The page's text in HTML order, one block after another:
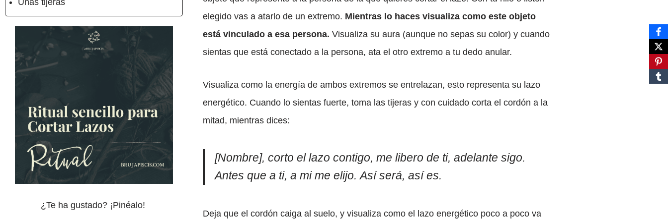
Unas tijeras
¿Te ha gustado? ¡Pinéalo!
elegido vas a atarlo de un extremo. Mientras lo haces visualiza como este objeto
está vinculado a esa persona. Visualiza su aura (aunque no sepas su color) y cuando
sientas que está conectado a la persona, ata el otro extremo a tu dedo anular.
Visualiza como la energía de ambos extremos se entrelazan, esto representa su lazo
energético. Cuando lo sientas fuerte, toma las tijeras y con cuidado corta el cordón a la
mitad, mientras dices:
[Nombre], corto el lazo contigo, me libero de ti, adelante sigo.
Antes que a ti, a mi me elijo. Así será, así es.
Deja que el cordón caiga al suelo, y visualiza como el lazo energético poco a poco va